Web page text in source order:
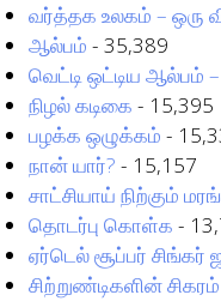
வர்த்தக உலகம் – ஒரு
ஆல்பம் - 35,389
வெட்டி ஒட்டிய ஆல்பம்
நிழல் கடிகை - 15,395
பழக்க ஒழுக்கம் -
நான் யார்? - 15,157
சாட்சியாய் நிற்கும்
தொடர்பு கொள்க -
ஏர்டெல் சூப்பர் சிங்கர்
சிற்றுண்டிகளின்